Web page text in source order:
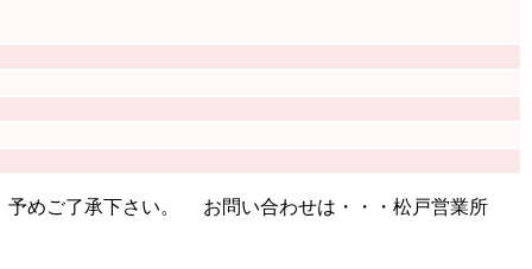
めご了承下さい。 お問い合わせは・・・松戸営業所